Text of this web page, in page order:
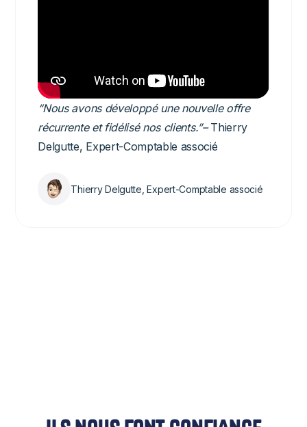
“Nous avons développé une nouvelle offre
récurrente et fidélisé nos clients.”–Thierry
Delgutte, Expert-Comptable associé
Thierry Delgutte, Expert-Comptable associé